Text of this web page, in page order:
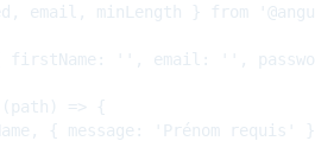
email, minLength } from
firstName: '', email: '',
=> {
{ message: 'Prénom requis'